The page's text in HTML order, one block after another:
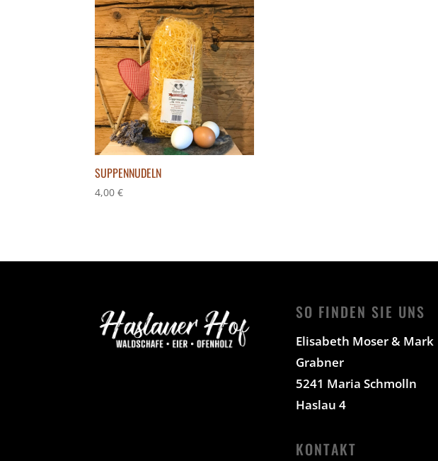
SUPPENNUDELN
4,00€
SO FINDEN SIE UNS
Elisabeth Moser & Mark
Grabner
5241 Maria Schmolln
Haslau 4
KONTAKT